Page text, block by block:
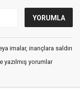
imalar, inançlara saldırı
yazılmış yorumlar